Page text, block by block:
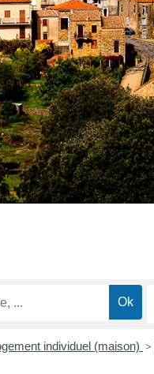
individuel (maison) >